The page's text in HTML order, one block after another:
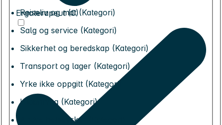
Reiseliv og mat (Kategori)
Salg og service (Kategori)
Sikkerhet og beredskap (Kategori)
Transport og lager (Kategori)
Yrke ikke oppgitt (Kategori)
Utdanning (Kategori)
Andre helseyrker (Kategori)
Ergoterapeut (0)